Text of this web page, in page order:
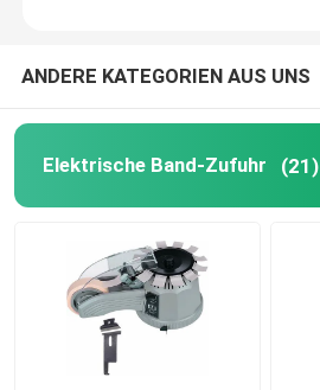
ANDERE KATEGORIEN AUS UNS
Elektrische Band-Zufuhr (21)